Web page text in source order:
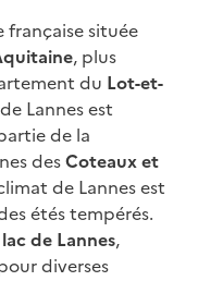
située
, plus
du Lot-et-
Lannes est
de la
desCoteaux et
de Lannes est
étés tempérés.
lac de Lannes,
diverses